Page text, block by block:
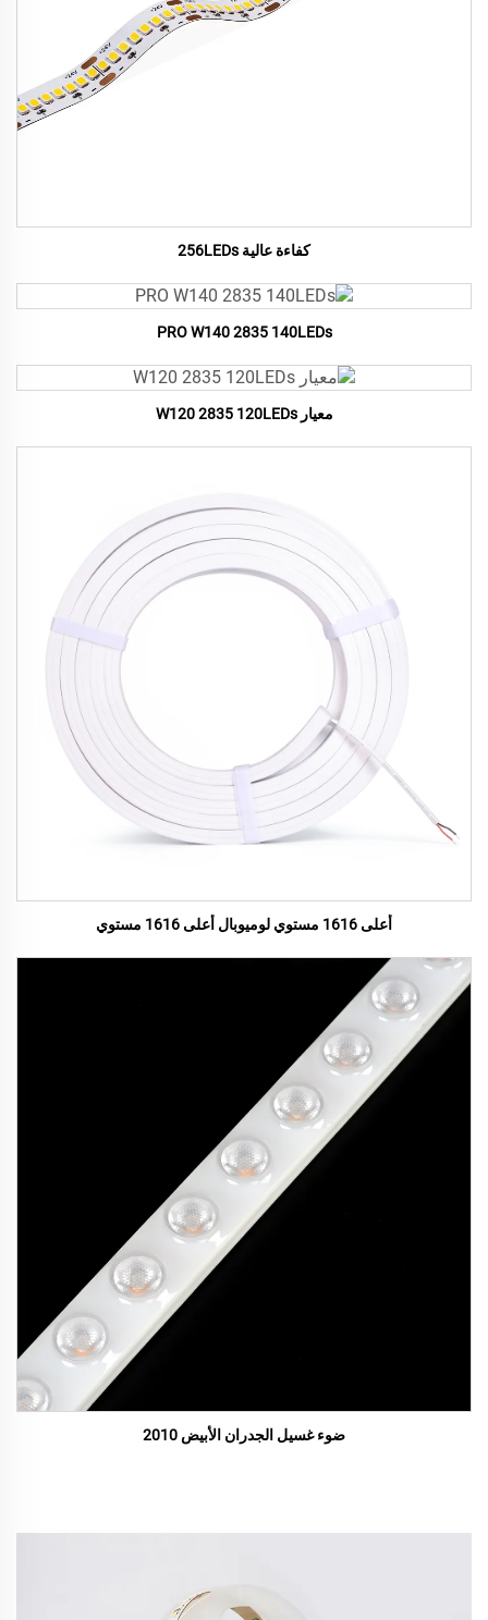
كفاءة عالية 256LEDs
PRO W140 2835 140LEDs
معيار W120 2835 120LEDs
أعلى 1616 مستوي لوميوبال أعلى 1616 مستوي
ضوء غسيل الجدران الأبيض 2010